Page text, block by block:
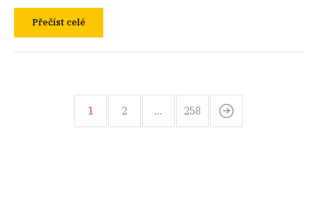
Přečíst celé
1 2 … 258